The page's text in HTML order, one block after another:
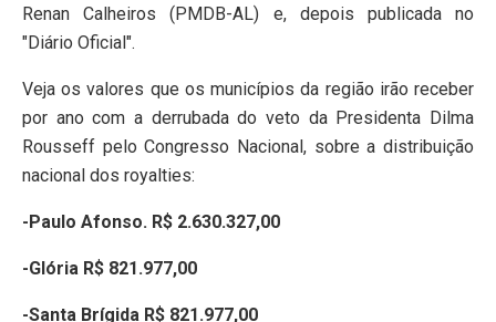
Renan Calheiros (PMDB-AL) e, depois publicada no
"Diário Oficial".
Veja os valores que os municípios da região irão receber
por ano com a derrubada do veto da Presidenta Dilma
Rousseff pelo Congresso Nacional, sobre a distribuição
nacional dos royalties:
-Paulo Afonso. R$ 2.630.327,00
-Glória R$ 821.977,00
-Santa Brígida R$ 821.977,00